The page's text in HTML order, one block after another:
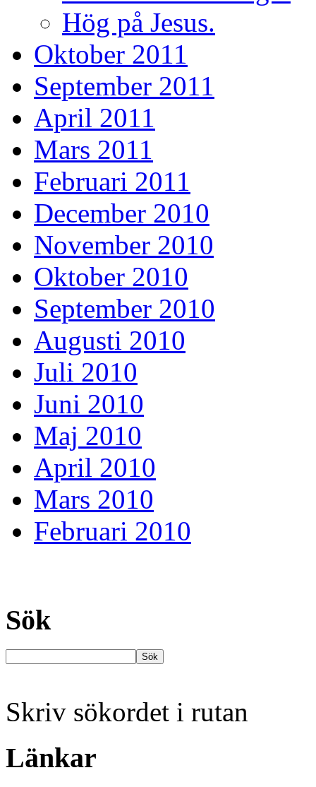
Hög på Jesus.
Oktober 2011
September 2011
April 2011
Mars 2011
Februari 2011
December 2010
November 2010
Oktober 2010
September 2010
Augusti 2010
Juli 2010
Juni 2010
Maj 2010
April 2010
Mars 2010
Februari 2010
Sök
Skriv sökordet i rutan
Länkar